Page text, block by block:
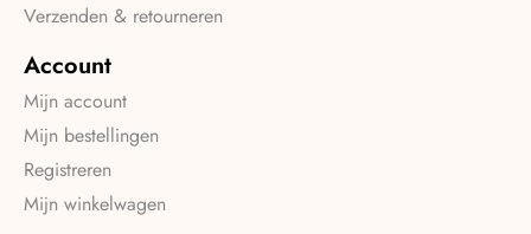
Verzenden & retourneren
Account
Mijn account
Mijn bestellingen
Registreren
Mijn winkelwagen